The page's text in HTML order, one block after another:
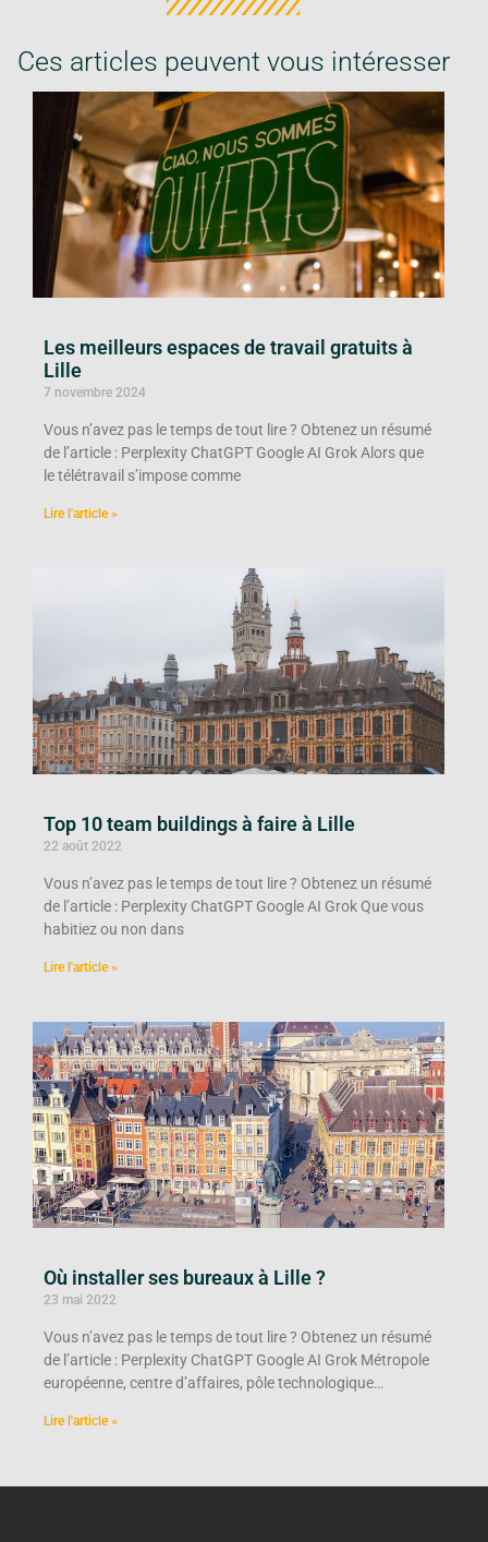
Ces articles peuvent vous intéresser
Les meilleurs espaces de travail gratuits à
Lille
7 novembre 2024
Vous n’avez pas le temps de tout lire ? Obtenez un résumé
de l’article : Perplexity ChatGPT Google AI Grok Alors que
le télétravail s’impose comme
Lire l'article »
Top 10 team buildings à faire à Lille
22 août 2022
Vous n’avez pas le temps de tout lire ? Obtenez un résumé
de l’article : Perplexity ChatGPT Google AI Grok Que vous
habitiez ou non dans
Lire l'article »
Où installer ses bureaux à Lille ?
23 mai 2022
Vous n’avez pas le temps de tout lire ? Obtenez un résumé
de l’article : Perplexity ChatGPT Google AI Grok Métropole
européenne, centre d’affaires, pôle technologique…
Lire l'article »